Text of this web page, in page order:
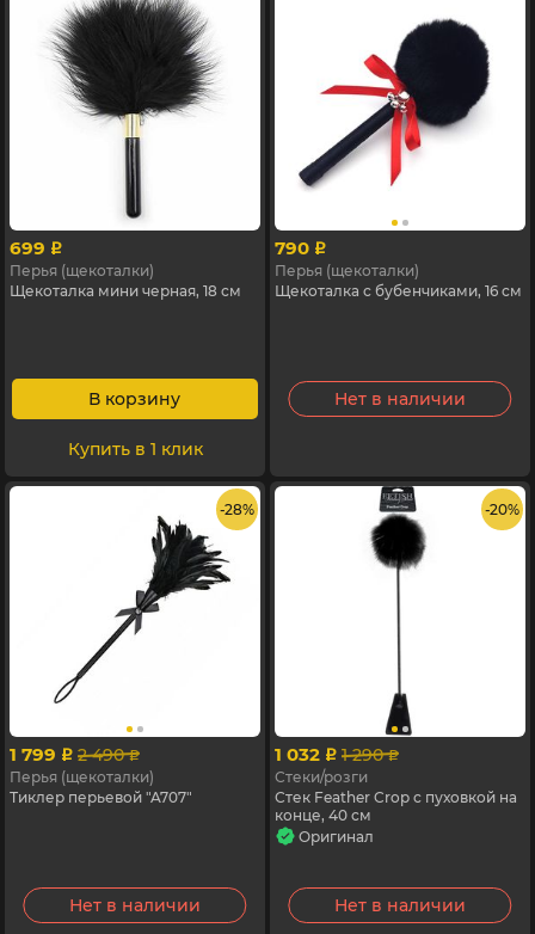
699 p
Перья (щекоталки)
Щекоталка мини черная, 18 см
В корзину
Купить в 1 клик
790 p
Перья (щекоталки)
Щекоталка с бубенчиками, 16 см
Нет в наличии
- 28%
1 799 p 2 490 p
Перья (щекоталки)
Тиклер перьевой "A707"
Нет в наличии
- 20%
1 032 p 1 290 p
Стеки/розги
Стек Feather Crop с пуховкой на
конце, 40 см
Оригинал
Нет в наличии